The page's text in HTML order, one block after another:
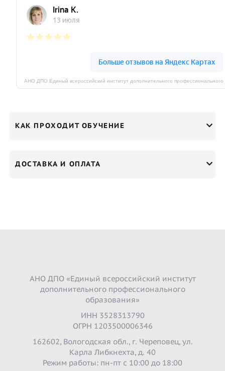
КАК ПРОХОДИТ ОБУЧЕНИЕ
ДОСТАВКА И ОПЛАТА
АНО ДПО «Единый всероссийский институт
дополнительного профессионального
образования»
ИНН 3528313790
ОГРН 1203500006346
162602, Вологодская обл., г. Череповец, ул.
Карла Либкнехта, д. 40
Режим работы: пн-пт с 10:00 до 18:00